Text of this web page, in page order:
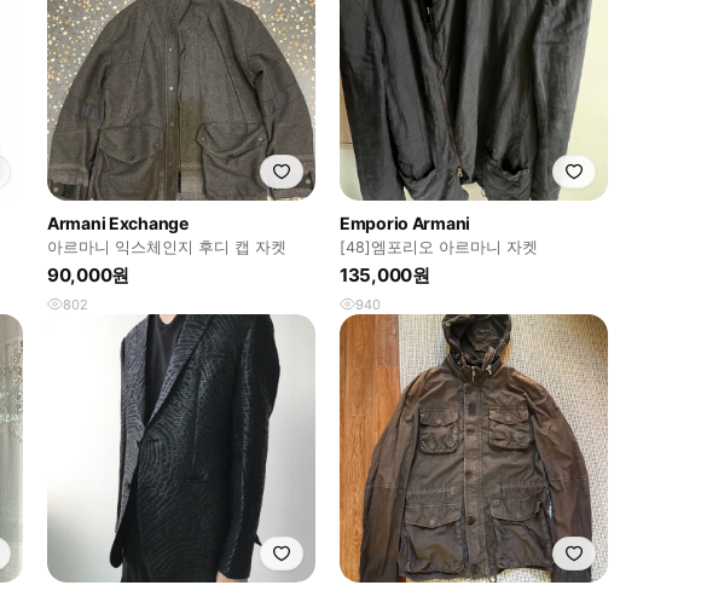
Armani Exchange
아르마니 익스체인지 후디 캡 자켓
90,000원
802
Emporio Armani
[48]엠포리오 아르마니 자켓
135,000원
940